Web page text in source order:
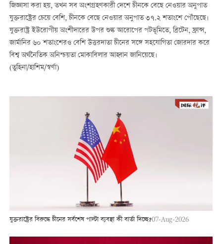
জিজ্ঞাসা করা হয়, তখন সব অংশগ্রহণকারী দেশে চীনকে বেছে নেওয়ার অনুপাত
যুক্তরাষ্ট্রের চেয়ে বেশি, চীনকে বেছে নেওয়ার অনুপাত ৩৭.২ শতাংশে পৌঁছেছে।
যুক্তরাষ্ট্র ইউরোপীয় অংশীদারের উপর শুল্ক আরোপের পটভূমিতে, ব্রিটেন, ফ্রান্স,
জার্মানির ৬০ শতাংশেরও বেশি উত্তরদাতা চীনের সঙ্গে সহযোগিতা জোরদার করে
বিশ্ব অর্থনৈতিক অনিশ্চয়তা মোকাবিলার আহ্বান জানিয়েছে।
(তুহিনা/হাশিম/স্বর্ণা)
যুক্তরাষ্ট্রের বিরুদ্ধে চীনের সর্বশেষ পাল্টা ব্যবস্থা কী বার্তা দিচ্ছে?07-Aug-2026